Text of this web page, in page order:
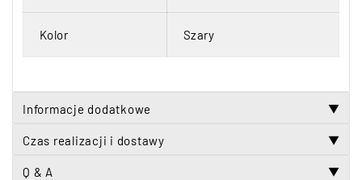
Kolor Szary
Informacje dodatkowe ▼
Czas realizacji i dostawy ▼
Q & A ▼